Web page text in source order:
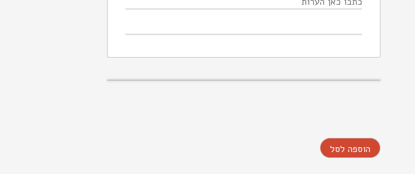
הוספה לסל